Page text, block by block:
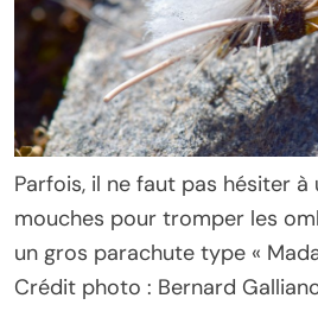
Parfois, il ne faut pas hésiter
mouches pour tromper les
un gros parachute type «
Crédit photo : Bernard